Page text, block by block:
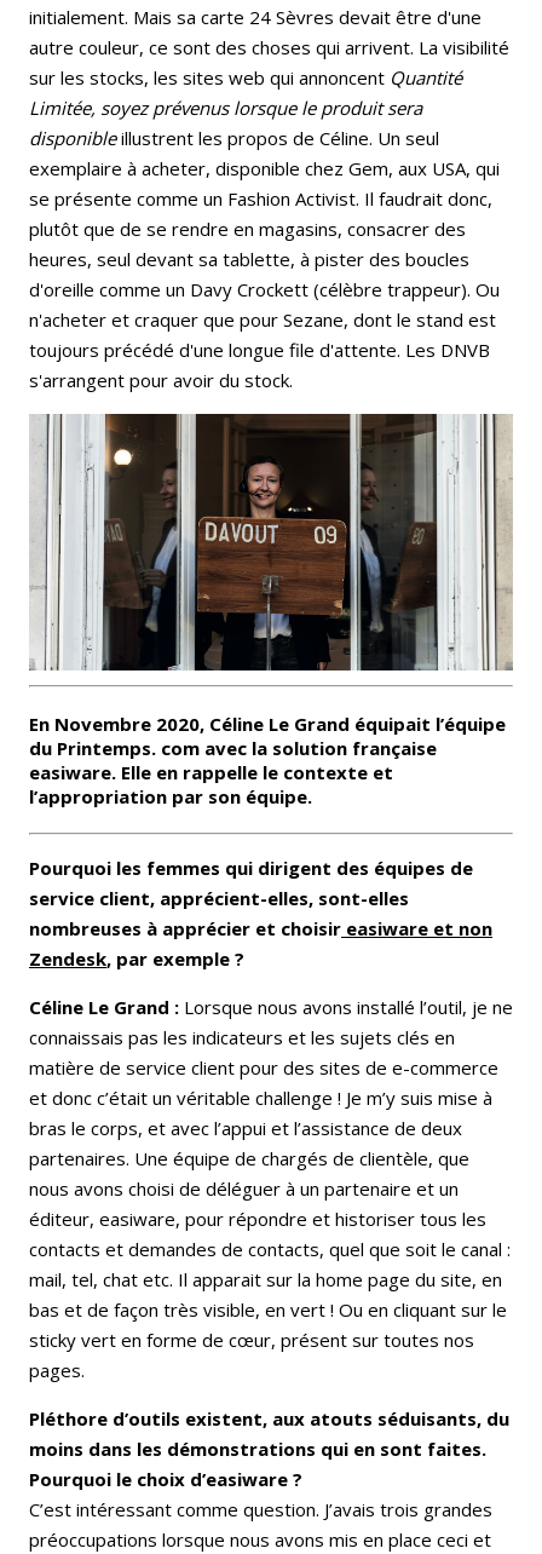
initialement. Mais sa carte 24 Sèvres devait être d'une
autre couleur, ce sont des choses qui arrivent. La visibilité
sur les stocks, les sites web qui annoncent Quantité
Limitée, soyez prévenus lorsque le produit sera
disponibleillustrent les propos de Céline. Un seul
exemplaire à acheter, disponible chez Gem, aux USA, qui
se présente comme un Fashion Activist. Il faudrait donc,
plutôt que de se rendre en magasins, consacrer des
heures, seul devant sa tablette, à pister des boucles
d'oreille comme un Davy Crockett (célèbre trappeur). Ou
n'acheter et craquer que pour Sezane, dont le stand est
toujours précédé d'une longue file d'attente. Les DNVB
s'arrangent pour avoir du stock.
En Novembre 2020, Céline Le Grand équipait l’équipe
du Printemps. com avec la solution française
easiware. Elle en rappelle le contexte et
l’appropriation par son équipe.
Pourquoi les femmes qui dirigent des équipes de
service client, apprécient-elles, sont-elles
nombreuses à apprécier et choisir easiware et non
Zendesk, par exemple ?
Céline Le Grand : Lorsque nous avons installé l’outil, je ne
connaissais pas les indicateurs et les sujets clés en
matière de service client pour des sites de e-commerce
et donc c’était un véritable challenge ! Je m’y suis mise à
bras le corps, et avec l’appui et l’assistance de deux
partenaires. Une équipe de chargés de clientèle, que
nous avons choisi de déléguer à un partenaire et un
éditeur, easiware, pour répondre et historiser tous les
contacts et demandes de contacts, quel que soit le canal :
mail, tel, chat etc. Il apparait sur la home page du site, en
bas et de façon très visible, en vert ! Ou en cliquant sur le
sticky vert en forme de cœur, présent sur toutes nos
pages.
Pléthore d’outils existent, aux atouts séduisants, du
moins dans les démonstrations qui en sont faites.
Pourquoi le choix d’easiware ?
C’est intéressant comme question. J’avais trois grandes
préoccupations lorsque nous avons mis en place ceci et